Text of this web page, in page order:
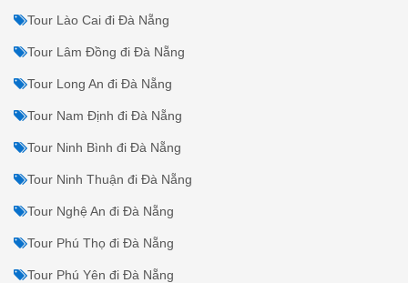
Tour Lào Cai đi Đà Nẵng
Tour Lâm Đồng đi Đà Nẵng
Tour Long An đi Đà Nẵng
Tour Nam Định đi Đà Nẵng
Tour Ninh Bình đi Đà Nẵng
Tour Ninh Thuận đi Đà Nẵng
Tour Nghệ An đi Đà Nẵng
Tour Phú Thọ đi Đà Nẵng
Tour Phú Yên đi Đà Nẵng